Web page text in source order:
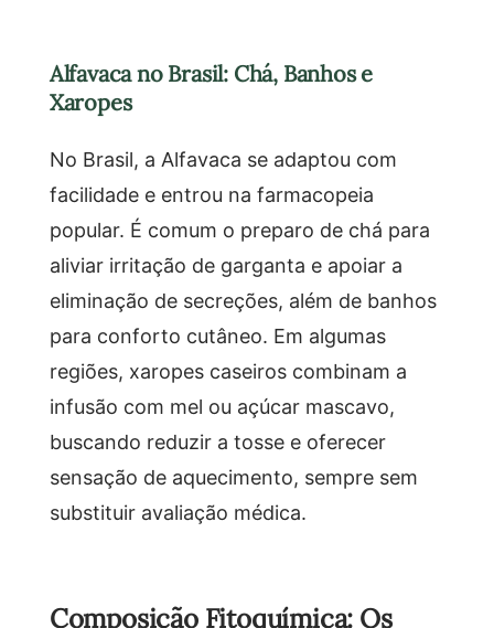
Alfavaca no Brasil: Chá, Banhos e
Xaropes
No Brasil, a Alfavaca se adaptou com
facilidade e entrou na farmacopeia
popular. É comum o preparo de chá para
aliviar irritação de garganta e apoiar a
eliminação de secreções, além de banhos
para conforto cutâneo. Em algumas
regiões, xaropes caseiros combinam a
infusão com mel ou açúcar mascavo,
buscando reduzir a tosse e oferecer
sensação de aquecimento, sempre sem
substituir avaliação médica.
Composição Fitoquímica: Os